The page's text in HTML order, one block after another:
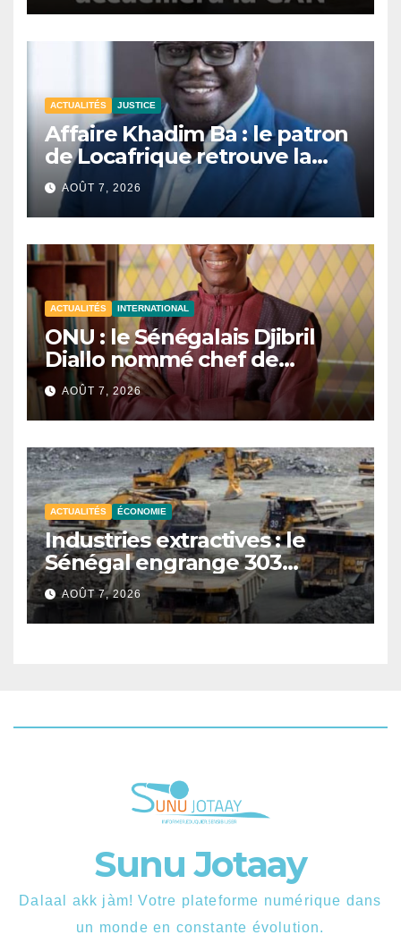
ACTUALITÉS JUSTICE
Affaire Khadim Ba : le patron
de Locafrique retrouve la
liberté.
AOÛT 7, 2026
ACTUALITÉS INTERNATIONAL
ONU : le Sénégalais Djibril
Diallo nommé chef de
cabinet du président de la
81e Assemblée générale.
AOÛT 7, 2026
ACTUALITÉS ÉCONOMIE
Industries extractives : le
Sénégal engrange 303
milliards FCFA de revenus au
premier semestre 2025.
AOÛT 7, 2026
Sunu Jotaay
Dalaal akk jàm! Votre plateforme numérique dans
un monde en constante évolution.